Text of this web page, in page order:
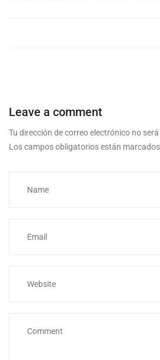
Leave a comment
Tu dirección de correo electrónico no
Los campos obligatorios están